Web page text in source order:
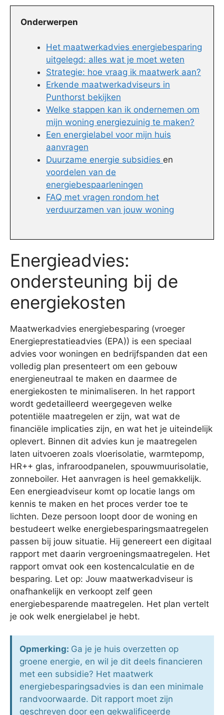
Onderwerpen
Het maatwerkadvies energiebesparing
uitgelegd: alles wat je moet weten
Strategie: hoe vraag ik maatwerk aan?
Erkende maatwerkadviseurs in
Punthorst bekijken
Welke stappen kan ik ondernemen om
mijn woning energiezuinig te maken?
Een energielabel voor mijn huis
aanvragen
Duurzame energie subsidies en
voordelen van de
energiebespaarleningen
FAQ met vragen rondom het
verduurzamen van jouw woning
Energieadvies:
ondersteuning bij de
energiekosten
Maatwerkadvies energiebesparing (vroeger
Energieprestatieadvies (EPA)) is een speciaal
advies voor woningen en bedrijfspanden dat een
volledig plan presenteert om een gebouw
energieneutraal te maken en daarmee de
energiekosten te minimaliseren. In het rapport
wordt gedetailleerd weergegeven welke
potentiële maatregelen er zijn, wat wat de
financiële implicaties zijn, en wat het je uiteindelijk
oplevert. Binnen dit advies kun je maatregelen
laten uitvoeren zoals vloerisolatie, warmtepomp,
HR++ glas, infraroodpanelen, spouwmuurisolatie,
zonneboiler. Het aanvragen is heel gemakkelijk.
Een energieadviseur komt op locatie langs om
kennis te maken en het proces verder toe te
lichten. Deze persoon loopt door de woning en
bestudeert welke energiebesparingsmaatregelen
passen bij jouw situatie. Hij genereert een digitaal
rapport met daarin vergroeningsmaatregelen. Het
rapport omvat ook een kostencalculatie en de
besparing. Let op: Jouw maatwerkadviseur is
onafhankelijk en verkoopt zelf geen
energiebesparende maatregelen. Het plan vertelt
je ook welk energielabel je hebt.
Opmerking: Ga je je huis overzetten op
groene energie, en wil je dit deels financieren
met een subsidie? Het maatwerk
energiebesparingsadvies is dan een minimale
randvoorwaarde. Dit rapport moet zijn
geschreven door een gekwalificeerde